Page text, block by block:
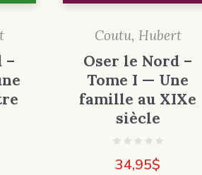
–
Coutu, Hubert
Oser le Nord –
Tome I — Une
famille au XIXe
siècle
34,95$